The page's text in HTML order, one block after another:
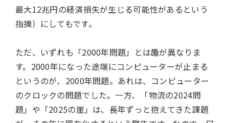
最大12兆円の経済損失が生じる可能性があるという
指摘）にしてもです。
ただ、いずれも「2000年問題」とは趣が異なりま
す。2000年になった途端にコンピューターが止まる
というのが、2000年問題。あれは、コンピューター
のクロックの問題でした。一方、「物流の2024問
題」や「2025の崖」は、長年ずっと抱えてきた課題